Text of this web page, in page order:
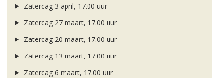
Zaterdag 3 april, 17.00 uur
Zaterdag 27 maart, 17.00 uur
Zaterdag 20 maart, 17.00 uur
Zaterdag 13 maart, 17.00 uur
Zaterdag 6 maart, 17.00 uur